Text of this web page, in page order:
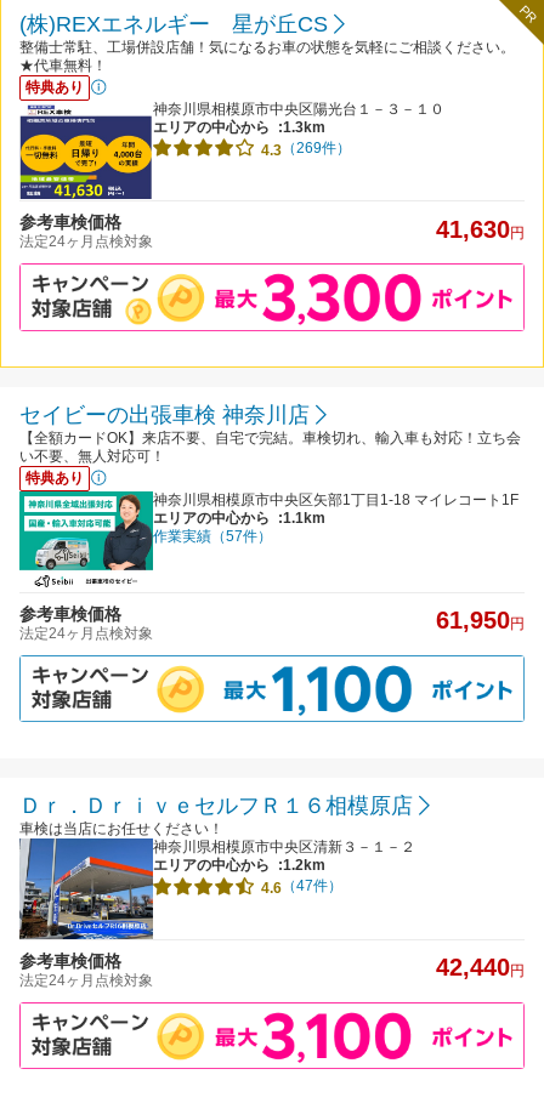
PR
(株)REXエネルギー 星が丘CS
整備士常駐、工場併設店舗！気になるお車の状態を気軽にご相談ください。
★代車無料！
特典あり
神奈川県相模原市中央区陽光台１－３－１０
エリアの中心から
:1.3km
4.3 （269件）
参考車検価格
法定24ヶ月点検対象 41,630円
セイビーの出張車検 神奈川店
【全額カードOK】来店不要、自宅で完結。車検切れ、輸入車も対応！立ち会
い不要、無人対応可！
特典あり
神奈川県相模原市中央区矢部1丁目1-18 マイレコート1F
エリアの中心から
:1.1km
作業実績（57件）
参考車検価格
法定24ヶ月点検対象 61,950円
Ｄｒ．ＤｒｉｖｅセルフＲ１６相模原店
車検は当店にお任せください！
神奈川県相模原市中央区清新３－１－２
エリアの中心から
:1.2km
4.6 （47件）
参考車検価格
法定24ヶ月点検対象 42,440円